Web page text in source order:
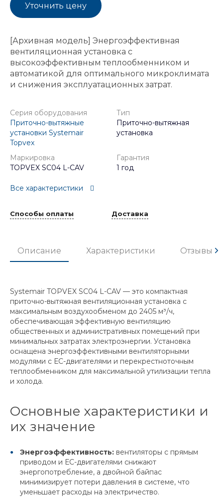
Уточнить цену
[Архивная модель] Энергоэффективная
вентиляционная установка с
высокоэффективным теплообменником и
автоматикой для оптимального микроклимата
и снижения эксплуатационных затрат.
Серия оборудования
Приточно-вытяжные
установки Systemair
Topvex
Тип
Приточно-вытяжная
установка
Маркировка
TOPVEX SC04 L-CAV
Гарантия
1 год
Все характеристики
Способы оплаты Доставка
Описание Характеристики Отзывы
Systemair TOPVEX SC04 L-CAV — это компактная
приточно-вытяжная вентиляционная установка с
максимальным воздухообменом до 2405 м³/ч,
обеспечивающая эффективную вентиляцию
общественных и административных помещений при
минимальных затратах электроэнергии. Установка
оснащена энергоэффективными вентиляторными
модулями с ЕС-двигателями и перекрестноточным
теплообменником для максимальной утилизации тепла
и холода.
Основные характеристики и
их значение
Энергоэффективность: вентиляторы с прямым
приводом и ЕС-двигателями снижают
энергопотребление, а двойной байпас
минимизирует потери давления в системе, что
уменьшает расходы на электричество.